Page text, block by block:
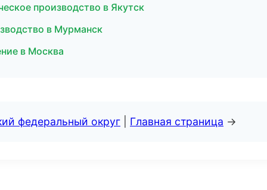
производство в Якутск
в Мурманск
в Москва
федеральный округ Главная страница →